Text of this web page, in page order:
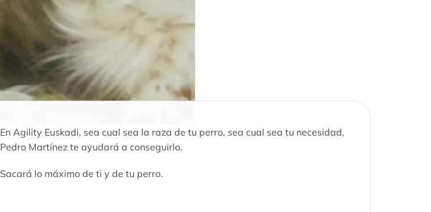
En Agility Euskadi, sea cual sea la raza de tu perro, sea cual sea tu necesidad,
Pedro Martínez te ayudará a conseguirlo.
Sacará lo máximo de ti y de tu perro.